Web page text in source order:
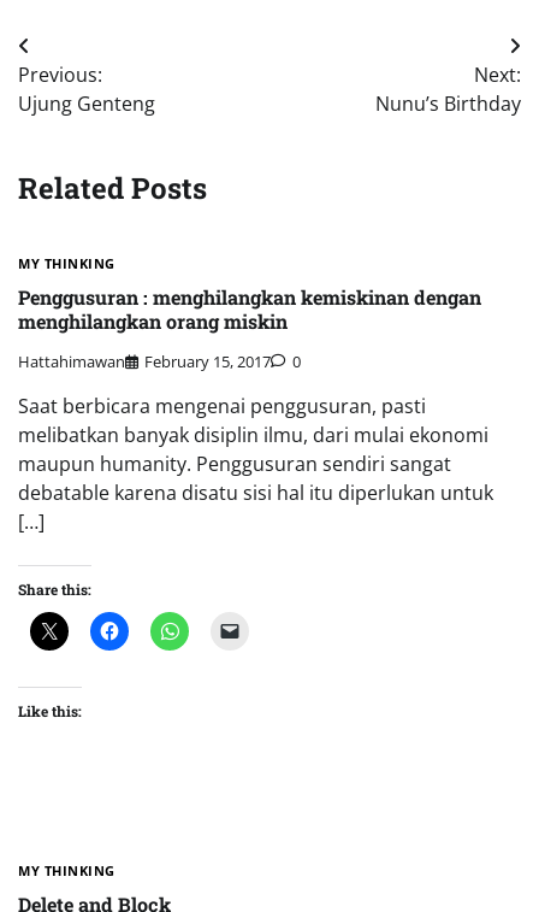
Post
navigation
Previous:
Ujung Genteng
Next:
Nunu’s Birthday
Related Posts
MY THINKING
Penggusuran : menghilangkan kemiskinan dengan
menghilangkan orang miskin
Hattahimawan February 15, 2017 0
Saat berbicara mengenai penggusuran, pasti
melibatkan banyak disiplin ilmu, dari mulai ekonomi
maupun humanity. Penggusuran sendiri sangat
debatable karena disatu sisi hal itu diperlukan untuk
[…]
Share this:
Like this:
MY THINKING
Delete and Block